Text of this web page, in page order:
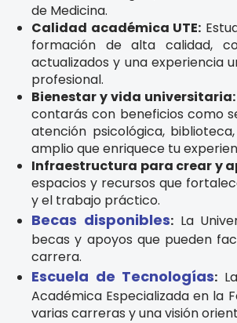
de Medicina.
Calidad académica UTE:
formación de alta calidad,
actualizados y una experiencia
profesional.
Bienestar y vida universitaria:
contarás con beneficios como
atención psicológica,
amplio que enriquece tu
Infraestructura para crear y
espacios y recursos que
y el trabajo práctico.
Becas disponibles:La
becas y apoyos que pueden
carrera.
Escuela de Tecnologías:
Académica Especializada en la
varias carreras y una visión